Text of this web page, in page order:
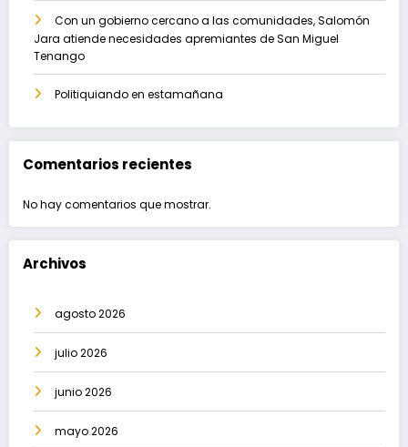
Con un gobierno cercano a las comunidades, Salomón
Jara atiende necesidades apremiantes de San Miguel
Tenango
Politiquiando en estamañana
Comentarios recientes
No hay comentarios que mostrar.
Archivos
agosto 2026
julio 2026
junio 2026
mayo 2026